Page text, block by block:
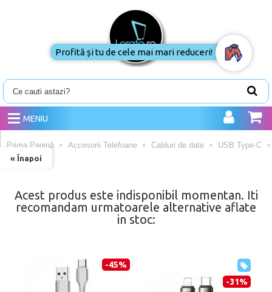
MENIU
« Înapoi
Prima Pagină Accesorii Telefoane Cabluri de date USB Type-C
Acest produs este indisponibil momentan. Iti
recomandam urmatoarele alternative aflate
in stoc:
-45%
-31%
Profită și tu de cele mai mari reduceri!